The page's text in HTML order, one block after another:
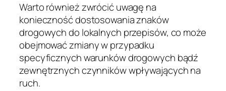
Warto również zwrócić uwagę na
konieczność dostosowania znaków
drogowych do lokalnych przepisów, co może
obejmować zmiany w przypadku
specyficznych warunków drogowych bądź
zewnętrznych czynników wpływających na
ruch.